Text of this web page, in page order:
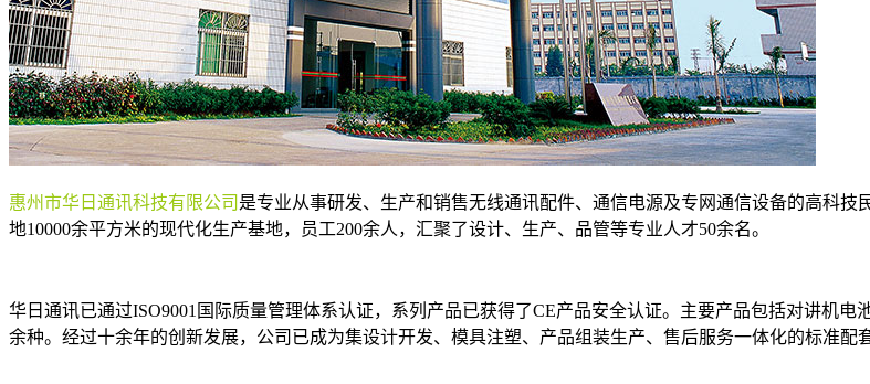
惠州市华日通讯科技有限公司 是专业从事研发、生产和销售无线通讯配件、通信电源及专网通信设备的高科
地10000余平方米的现代化生产基地，员工200余人，汇聚了设计、生产、品管等专业人才50余名。
华日通讯已通过ISO9001国际质量管理体系认证，系列产品已获得了CE产品安全认证。主要产品包括对讲机
余种。经过十余年的创新发展，公司已成为集设计开发、模具注塑、产品组装生产、售后服务一体化的标准配